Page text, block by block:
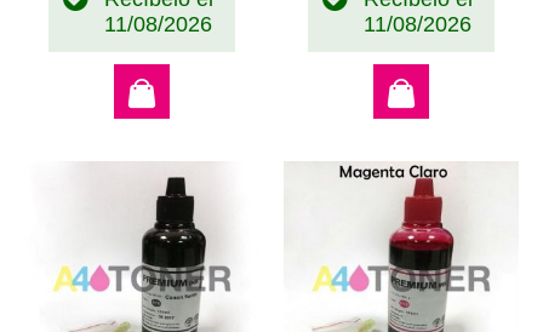
11/08/2026
11/08/2026